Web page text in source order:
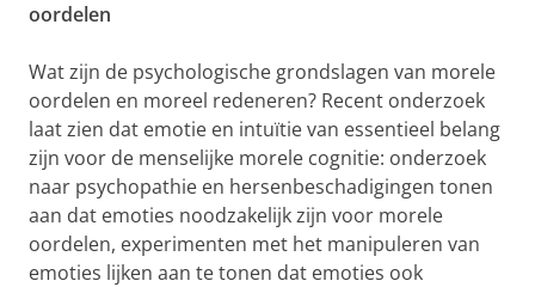
oordelen
Wat zijn de psychologische grondslagen van morele
oordelen en moreel redeneren? Recent onderzoek
laat zien dat emotie en intuïtie van essentieel belang
zijn voor de menselijke morele cognitie: onderzoek
naar psychopathie en hersenbeschadigingen tonen
aan dat emoties noodzakelijk zijn voor morele
oordelen, experimenten met het manipuleren van
emoties lijken aan te tonen dat emoties ook